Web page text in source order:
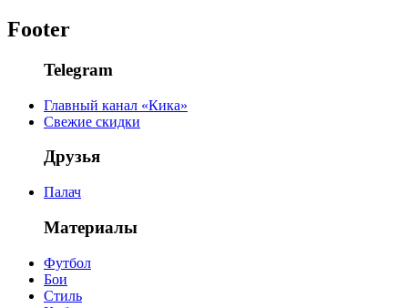
Footer
Telegram
Главный канал «Кика»
Свежие скидки
Друзья
Палач
Материалы
Футбол
Бои
Стиль